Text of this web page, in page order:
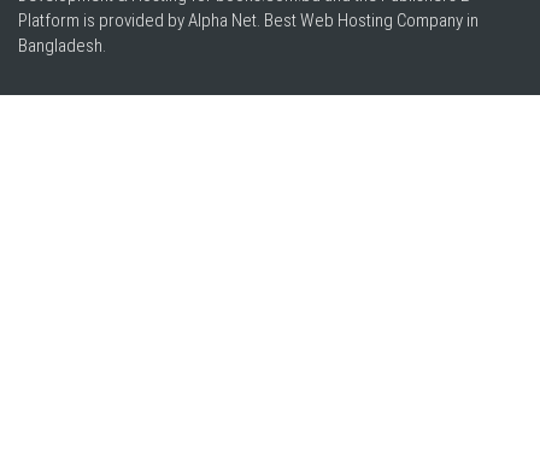
Platform is provided by Alpha Net. BestWeb Hosting Company in
Bangladesh.